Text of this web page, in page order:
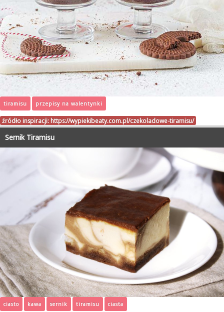
tiramisu przepisy na walentynki
źródło inspiracji: https://wypiekibeaty.com.pl/czekoladowe-tiramisu/
Sernik Tiramisu
ciasto kawa sernik tiramisu ciasta